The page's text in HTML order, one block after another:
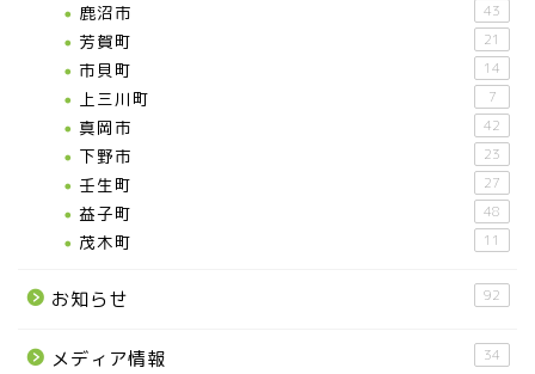
鹿沼市 43
芳賀町 21
市貝町 14
上三川町 7
真岡市 42
下野市 23
壬生町 27
益子町 48
茂木町 11
お知らせ 92
メディア情報 34